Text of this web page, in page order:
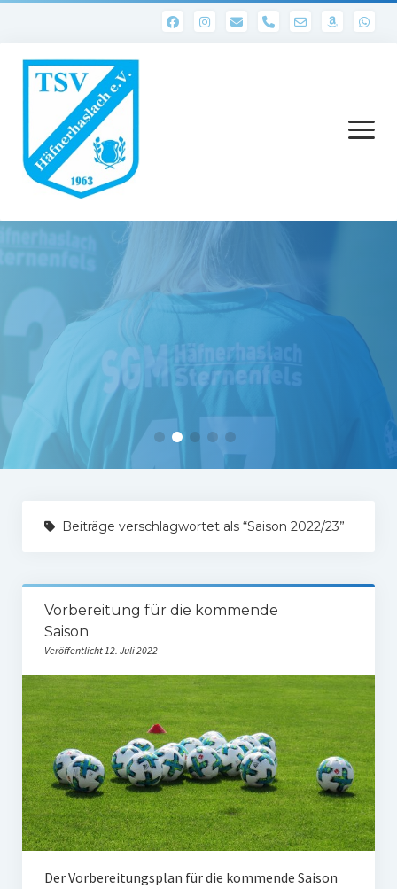
phone
Menü
öffnen
1. Mannschaft
Ergebnisse 1. Mannschaft
Tabelle 1.Mannschaft
Spielerstatistik 1. Mannschaft
Spielplan Kreisliga A3
Tabelle Damen
Spielplan Bezirksliga Damen
Ü30-Fussball
AH-Abteilung
Breitensport
Frauengymnastik
ThaiBo
Kinderturnen
Beiträge verschlagwortet als “Saison 2022/23”
Vorbereitung für die kommende
Saison
Veröffentlicht 12. Juli 2022
Der Vorbereitungsplan für die kommende Saison